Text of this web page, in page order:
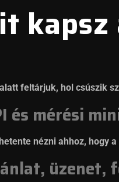
kapsz
feltárjuk, hol csúszik
és mérési
nézni ahhoz, hogy
üzenet,